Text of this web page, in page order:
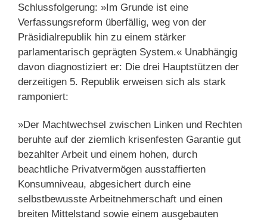
Schlussfolgerung: »Im Grunde ist eine
Verfassungsreform überfällig, weg von der
Präsidialrepublik hin zu einem stärker
parlamentarisch geprägten System.« Unabhängig
davon diagnostiziert er: Die drei Hauptstützen der
derzeitigen 5. Republik erweisen sich als stark
ramponiert:
»Der Machtwechsel zwischen Linken und Rechten
beruhte auf der ziemlich krisenfesten Garantie gut
bezahlter Arbeit und einem hohen, durch
beachtliche Privatvermögen ausstaffierten
Konsumniveau, abgesichert durch eine
selbstbewusste Arbeitnehmerschaft und einen
breiten Mittelstand sowie einem ausgebauten